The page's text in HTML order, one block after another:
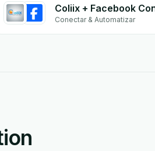
Conectar & Automatizar